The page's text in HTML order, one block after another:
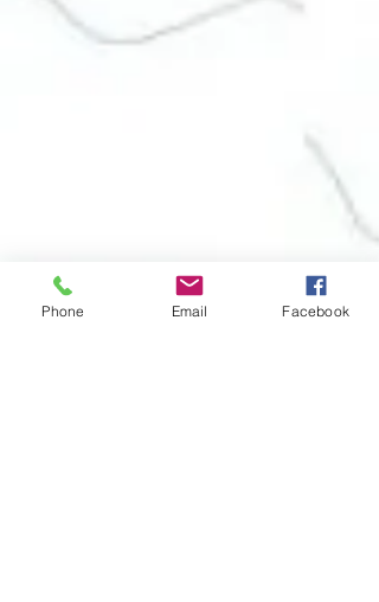
Phone Email Facebook